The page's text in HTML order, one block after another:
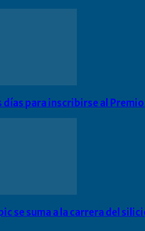
días para inscribirse al
se suma a la carrera del